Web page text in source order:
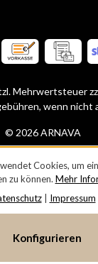
© 2026 ARNAVA
Mehrwertsteuer
wenn nicht
Cookies, um
zu können. Mehr
| Impressum
Konfigurieren